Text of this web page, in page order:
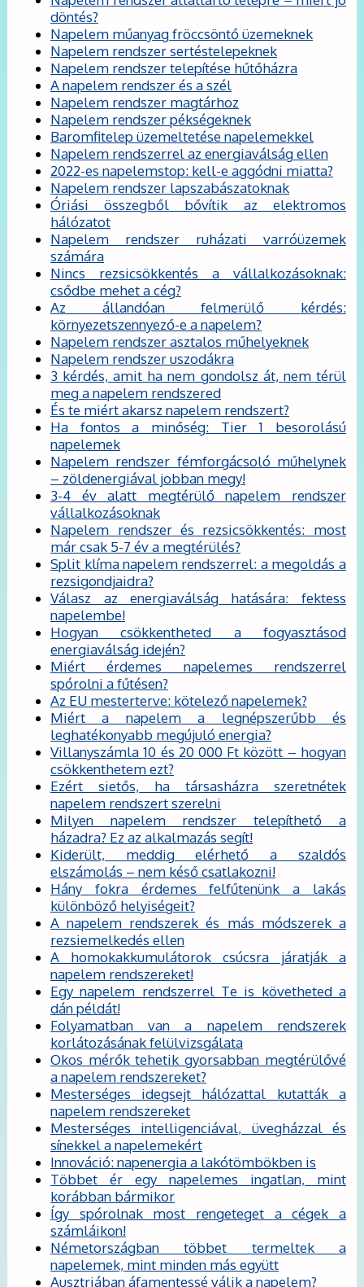
döntés?
Napelem műanyag fröccsöntő üzemeknek
Napelem rendszer sertéstelepeknek
Napelem rendszer telepítése hűtőházra
A napelem rendszer és a szél
Napelem rendszer magtárhoz
Napelem rendszer pékségeknek
Baromfitelep üzemeltetése napelemekkel
Napelem rendszerrel az energiaválság ellen
2022-es napelemstop: kell-e aggódni miatta?
Napelem rendszer lapszabászatoknak
Óriási összegből bővítik az elektromos
hálózatot
Napelem rendszer ruházati varróüzemek
számára
Nincs rezsicsökkentés a vállalkozásoknak:
csődbe mehet a cég?
Az állandóan felmerülő kérdés:
környezetszennyező-e a napelem?
Napelem rendszer asztalos műhelyeknek
Napelem rendszer uszodákra
3 kérdés, amit ha nem gondolsz át, nem térül
meg a napelem rendszered
És te miért akarsz napelem rendszert?
Ha fontos a minőség: Tier 1 besorolású
napelemek
Napelem rendszer fémforgácsoló műhelynek
– zöldenergiával jobban megy!
3-4 év alatt megtérülő napelem rendszer
vállalkozásoknak
Napelem rendszer és rezsicsökkentés: most
már csak 5-7 év a megtérülés?
Split klíma napelem rendszerrel: a megoldás a
rezsigondjaidra?
Válasz az energiaválság hatására: fektess
napelembe!
Hogyan csökkentheted a fogyasztásod
energiaválság idején?
Miért érdemes napelemes rendszerrel
spórolni a fűtésen?
Az EU mesterterve: kötelező napelemek?
Miért a napelem a legnépszerűbb és
leghatékonyabb megújuló energia?
Villanyszámla 10 és 20 000 Ft között – hogyan
csökkenthetem ezt?
Ezért sietős, ha társasházra szeretnétek
napelem rendszert szerelni
Milyen napelem rendszer telepíthető a
házadra? Ez az alkalmazás segít!
Kiderült, meddig elérhető a szaldós
elszámolás – nem késő csatlakozni!
Hány fokra érdemes felfűtenünk a lakás
különböző helyiségeit?
A napelem rendszerek és más módszerek a
rezsiemelkedés ellen
A homokakkumulátorok csúcsra járatják a
napelem rendszereket!
Egy napelem rendszerrel Te is követheted a
dán példát!
Folyamatban van a napelem rendszerek
korlátozásának felülvizsgálata
Okos mérők tehetik gyorsabban megtérülővé
a napelem rendszereket?
Mesterséges idegsejt hálózattal kutatták a
napelem rendszereket
Mesterséges intelligenciával, üvegházzal és
sínekkel a napelemekért
Innováció: napenergia a lakótömbökben is
Többet ér egy napelemes ingatlan, mint
korábban bármikor
Így spórolnak most rengeteget a cégek a
számláikon!
Németországban többet termeltek a
napelemek, mint minden más együtt
Ausztriában áfamentessé válik a napelem?